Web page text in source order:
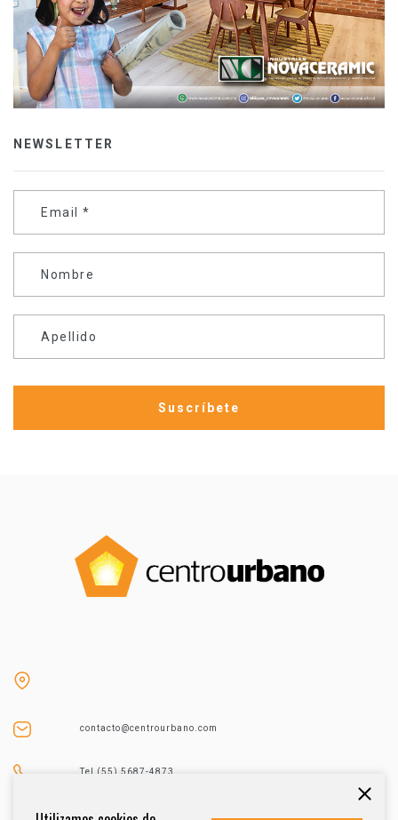
NEWSLETTER
Email *
Nombre
Apellido
contacto@centrourbano.com
Tel (55) 5687-4873